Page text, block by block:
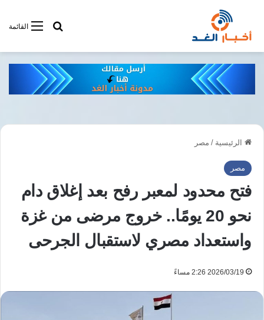
القائمةأبحت فى
الرئيسية / مصر
مصر
فتح محدود لمعبر رفح بعد إغلاق دام
نحو 20 يومًا.. خروج مرضى من غزة
واستعداد مصري لاستقبال الجرحى
2026/03/19 2:26 مساءً